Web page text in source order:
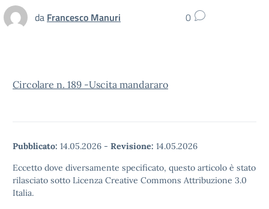
da Francesco Manuri 0
Circolare n. 189 -Uscita mandararo
Pubblicato: 14.05.2026 - Revisione: 14.05.2026
Eccetto dove diversamente specificato, questo articolo è stato
rilasciato sotto Licenza Creative Commons Attribuzione 3.0
Italia.